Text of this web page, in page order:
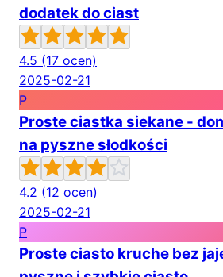
dodatek do ciast
4.5 (17 ocen)
2025-02-21
P
Proste ciastka siekane -
na pyszne słodkości
4.2 (12 ocen)
2025-02-21
P
Proste ciasto kruche bez